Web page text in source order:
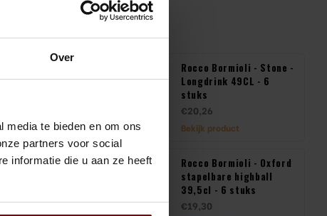
Over
media te bieden en om ons
partners voor social
informatie die u aan ze heeft
41,4 cl Longdrink
Rocco Bormioli - Stone -
Longdrink 49CL - 6
stuks
€20,26
Bekijk product
bormioli - Oxford
Rocco Bormioli - Oxford
stapelbare highball
39,5cl - 6 stuks
€19,30